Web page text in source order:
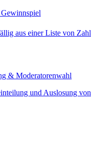
aus einer Liste von
& Moderatorenwahl
und Auslosung